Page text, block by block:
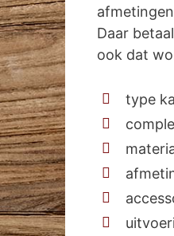
Daar
ook dat
type